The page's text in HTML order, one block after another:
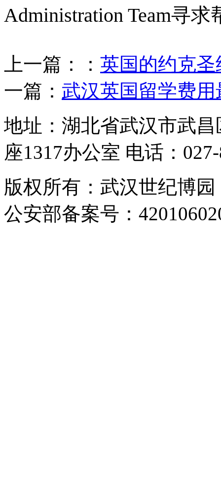
Administration Team寻求
上一篇：： 英国的约克
一篇： 武汉英国留学费
地址：湖北省武汉市武
座1317办公室 电话：
版权所有：武汉世纪博园
公安部备案号：